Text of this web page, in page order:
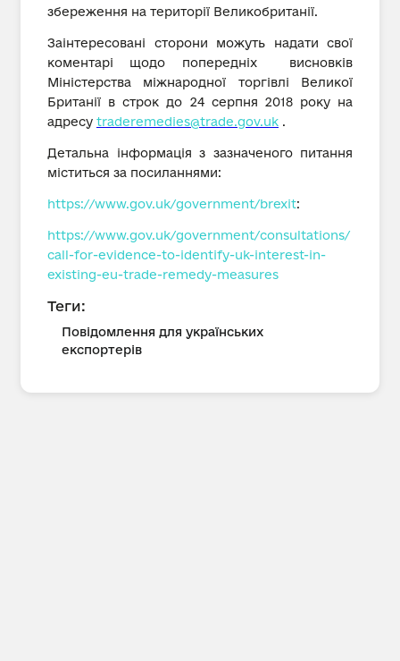
збереження на території Великобританії.
Заінтересовані сторони можуть надати свої
коментарі щодо попередніх висновків
Міністерства міжнародної торгівлі Великої
Британії в строк до 24 серпня 2018 року на
адресу traderemedies@trade.gov.uk .
Детальна інформація з зазначеного питання
міститься за посиланнями:
https://www.gov.uk/government/brexit:
https://www.gov.uk/government/consultations/
call-for-evidence-to-identify-uk-interest-in-
existing-eu-trade-remedy-measures
Теги:
Повідомлення для українських
експортерів